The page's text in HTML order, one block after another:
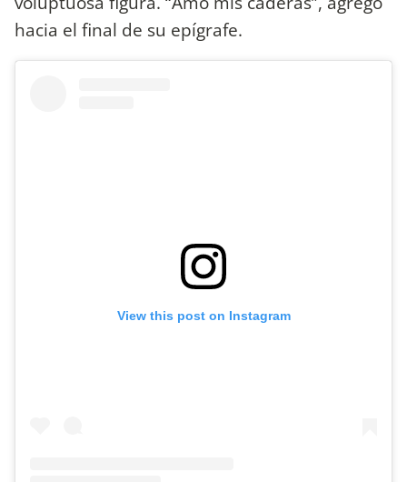
hacia el final de su epígrafe.
View this post on Instagram